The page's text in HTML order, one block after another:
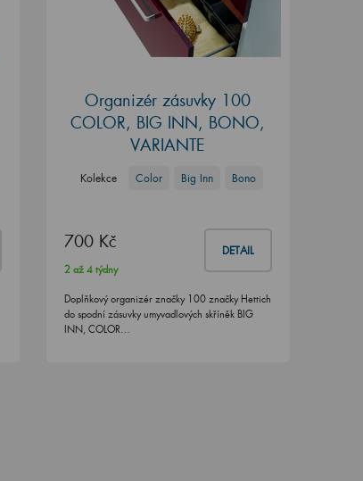
Organizér zásuvky 100
COLOR, BIG INN, BONO,
VARIANTE
Kolekce Color Big Inn Bono
700 Kč DETAIL
2 až 4 týdny
Doplňkový organizér značky 100 značky Hettich
do spodní zásuvky umyvadlových skříněk BIG
INN, COLOR…